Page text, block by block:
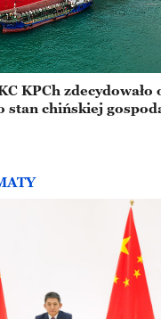
KPCh zdecydowało
stan chińskiej